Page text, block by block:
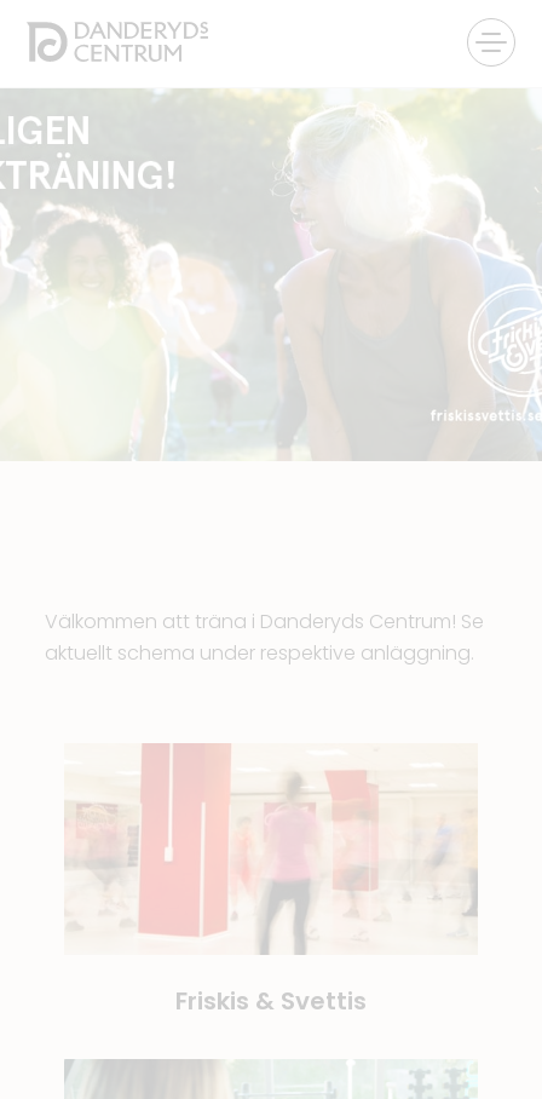
Välkommen att träna i Danderyds Centrum! Se
aktuellt schema under respektive anläggning.
Friskis & Svettis